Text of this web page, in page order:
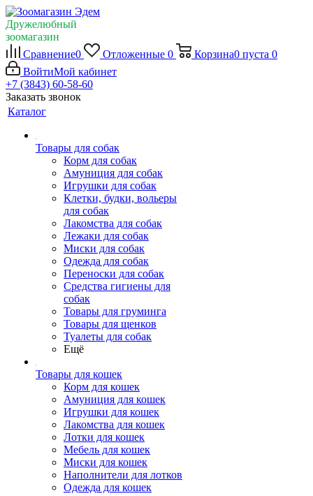
Дружелюбный
зоомагазин
Сравнение0 Отложенные 0 Корзина0 пуста 0
ВойтиМой кабинет
+7 (3843) 60-58-60
Заказать звонок
Каталог
Товары для собак
Корм для собак
Амуниция для собак
Игрушки для собак
Клетки, будки, вольеры
для собак
Лакомства для собак
Лежаки для собак
Миски для собак
Одежда для собак
Переноски для собак
Средства гигиены для
собак
Товары для груминга
Товары для щенков
Туалеты для собак
Ещё
Товары для кошек
Корм для кошек
Амуниция для кошек
Игрушки для кошек
Лакомства для кошек
Лотки для кошек
Мебель для кошек
Миски для кошек
Наполнители для лотков
Одежда для кошек